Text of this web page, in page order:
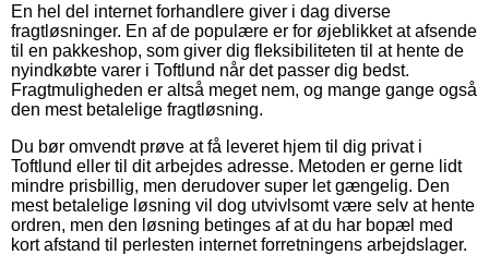
En hel del internet forhandlere giver i dag diverse
fragtløsninger. En af de populære er for øjeblikket at afsende
til en pakkeshop, som giver dig fleksibiliteten til at hente de
nyindkøbte varer i Toftlund når det passer dig bedst.
Fragtmuligheden er altså meget nem, og mange gange også
den mest betalelige fragtløsning.
Du bør omvendt prøve at få leveret hjem til dig privat i
Toftlund eller til dit arbejdes adresse. Metoden er gerne lidt
mindre prisbillig, men derudover super let gængelig. Den
mest betalelige løsning vil dog utvivlsomt være selv at hente
ordren, men den løsning betinges af at du har bopæl med
kort afstand til perlesten internet forretningens arbejdslager.